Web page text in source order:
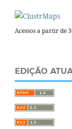
Acessos a partir de
EDIÇÃO